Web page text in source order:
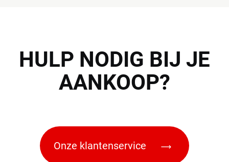
HULP NODIG BIJ JE
AANKOOP?
Onze klantenservice